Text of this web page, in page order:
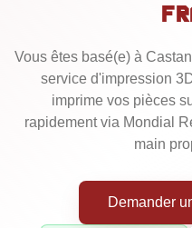
Figurines &
Talonettes de Ski
Goodies
Trophées
Maquettes
Vous êtes basé(e) à
service d'impression
imprime vos pièces
rapidement via Mondial
main
Demander